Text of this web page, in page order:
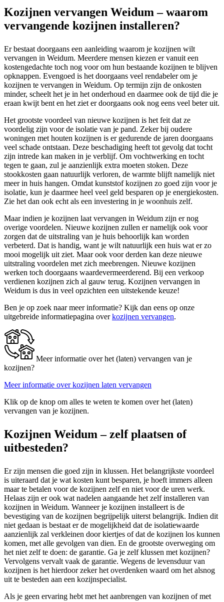
Kozijnen vervangen Weidum – waarom
vervangende kozijnen installeren?
Er bestaat doorgaans een aanleiding waarom je kozijnen wilt
vervangen in Weidum. Meerdere mensen kiezen er vanuit een
kostengedachte toch nog voor om hun bestaande kozijnen te blijven
opknappen. Evengoed is het doorgaans veel rendabeler om je
kozijnen te vervangen in Weidum. Op termijn zijn de onkosten
minder, scheelt het je in het onderhoud en daarmee ook de tijd die je
eraan kwijt bent en het ziet er doorgaans ook nog eens veel beter uit.
Het grootste voordeel van nieuwe kozijnen is het feit dat ze
voordelig zijn voor de isolatie van je pand. Zeker bij oudere
woningen met houten kozijnen is er gedurende de jaren doorgaans
veel schade ontstaan. Deze beschadiging heeft tot gevolg dat tocht
zijn intrede kan maken in je verblijf. Om vochtwerking en tocht
tegen te gaan, zul je aanzienlijk extra moeten stoken. Deze
stookkosten gaan natuurlijk verloren, de warmte blijft namelijk niet
meer in huis hangen. Omdat kunststof kozijnen zo goed zijn voor je
isolatie, kun je daarmee heel veel geld besparen op je energiekosten.
Zie het dan ook echt als een investering in je woonhuis zelf.
Maar indien je kozijnen laat vervangen in Weidum zijn er nog
overige voordelen. Nieuwe kozijnen zullen er namelijk ook voor
zorgen dat de uitstraling van je huis behoorlijk kan worden
verbeterd. Dat is handig, want je wilt natuurlijk een huis wat er zo
mooi mogelijk uit ziet. Maar ook voor derden kan deze nieuwe
uitstraling voordelen met zich meebrengen. Nieuwe kozijnen
werken toch doorgaans waardevermeerderend. Bij een verkoop
verdienen kozijnen zich al gauw terug. Kozijnen vervangen in
Weidum is dus in veel opzichten een uitstekende keuze!
Ben je op zoek naar meer informatie? Kijk dan eens op onze
uitgebreide informatiepagina overkozijnen vervangen.
Meer informatie over het (laten) vervangen van je
kozijnen?
Meer informatie over kozijnen laten vervangen
Klik op de knop om alles te weten te komen over het (laten)
vervangen van je kozijnen.
Kozijnen Weidum – zelf plaatsen of
uitbesteden?
Er zijn mensen die goed zijn in klussen. Het belangrijkste voordeel
is uiteraard dat je wat kosten kunt besparen, je hoeft immers alleen
maar te betalen voor de kozijnen zelf en niet voor de uren werk.
Helaas zijn er ook wat nadelen aangaande het zelf installeren van
kozijnen in Weidum. Wanneer je kozijnen installeert is de
bevestiging van de kozijnen begrijpelijk uiterst belangrijk. Indien dit
niet gedaan is bestaat er de mogelijkheid dat de isolatiewaarde
aanzienlijk zal verkleinen door kiertjes of dat de kozijnen los kunnen
komen, met alle gevolgen van dien. En de grootste overweging om
het niet zelf te doen: de garantie. Ga je zelf klussen met kozijnen?
Vervolgens vervalt vaak de garantie. Wegens de levensduur van
kozijnen is het hierdoor zeker het overdenken waard om het alsnog
uit te besteden aan een kozijnspecialist.
Als je geen ervaring hebt met het aanbrengen van kozijnen of met